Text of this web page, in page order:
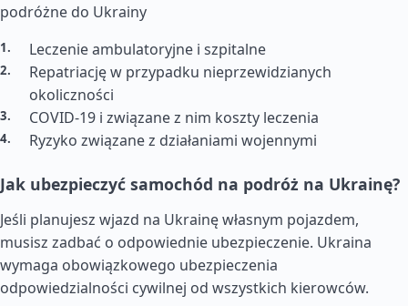
podróżne do Ukrainy
Leczenie ambulatoryjne i szpitalne
Repatriację w przypadku nieprzewidzianych
okoliczności
COVID-19 i związane z nim koszty leczenia
Ryzyko związane z działaniami wojennymi
Jak ubezpieczyć samochód na podróż na Ukrainę?
Jeśli planujesz wjazd na Ukrainę własnym pojazdem,
musisz zadbać o odpowiednie ubezpieczenie. Ukraina
wymaga obowiązkowego ubezpieczenia
odpowiedzialności cywilnej od wszystkich kierowców.